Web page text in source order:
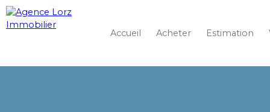
Accueil Acheter Estimation